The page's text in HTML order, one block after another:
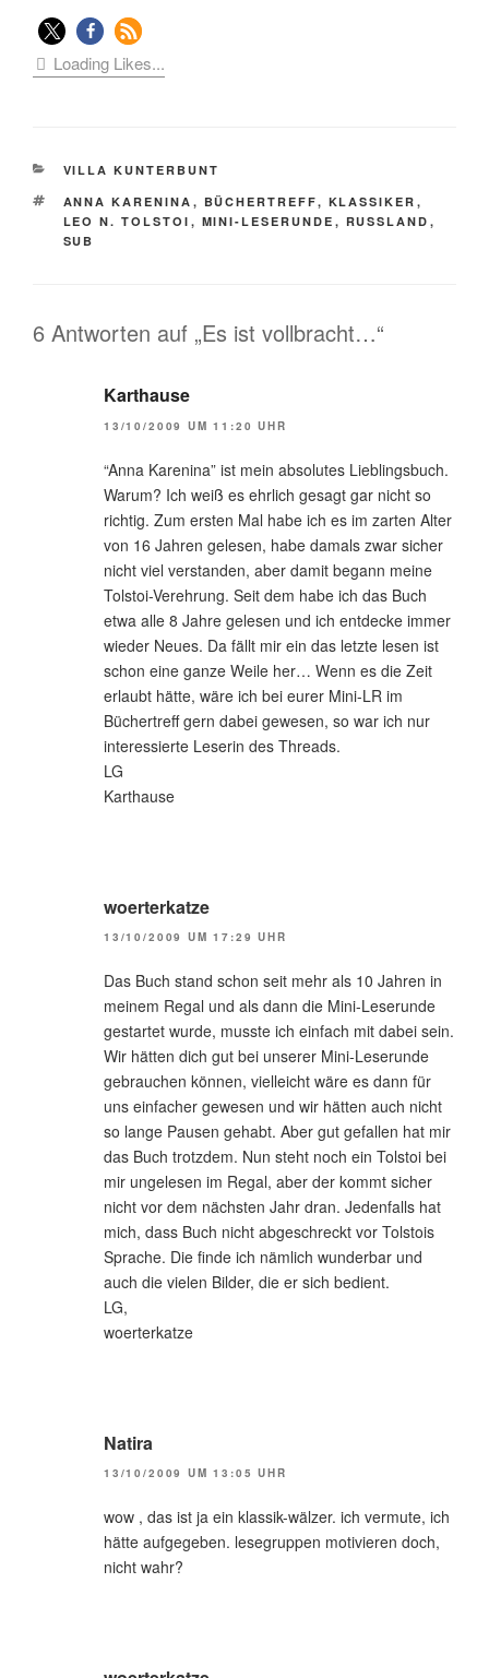
Loading Likes...
KATEGORIEN
VILLA KUNTERBUNT
SCHLAGWÖRTER
ANNA KARENINA , BÜCHERTREFF, KLASSIKER ,
LEO N. TOLSTOI , MINI-LESERUNDE , RUSSLAND ,
SUB
6 Antworten auf „Es ist vollbracht…“
Karthause
13/10/2009 UM 11:20 UHR
“Anna Karenina” ist mein absolutes Lieblingsbuch.
Warum? Ich weiß es ehrlich gesagt gar nicht so
richtig. Zum ersten Mal habe ich es im zarten Alter
von 16 Jahren gelesen, habe damals zwar sicher
nicht viel verstanden, aber damit begann meine
Tolstoi-Verehrung. Seit dem habe ich das Buch
etwa alle 8 Jahre gelesen und ich entdecke immer
wieder Neues. Da fällt mir ein das letzte lesen ist
schon eine ganze Weile her… Wenn es die Zeit
erlaubt hätte, wäre ich bei eurer Mini-LR im
Büchertreff gern dabei gewesen, so war ich nur
interessierte Leserin des Threads.
LG
Karthause
woerterkatze
13/10/2009 UM 17:29 UHR
Das Buch stand schon seit mehr als 10 Jahren in
meinem Regal und als dann die Mini-Leserunde
gestartet wurde, musste ich einfach mit dabei sein.
Wir hätten dich gut bei unserer Mini-Leserunde
gebrauchen können, vielleicht wäre es dann für
uns einfacher gewesen und wir hätten auch nicht
so lange Pausen gehabt. Aber gut gefallen hat mir
das Buch trotzdem. Nun steht noch ein Tolstoi bei
mir ungelesen im Regal, aber der kommt sicher
nicht vor dem nächsten Jahr dran. Jedenfalls hat
mich, dass Buch nicht abgeschreckt vor Tolstois
Sprache. Die finde ich nämlich wunderbar und
auch die vielen Bilder, die er sich bedient.
LG,
woerterkatze
Natira
13/10/2009 UM 13:05 UHR
wow , das ist ja ein klassik-wälzer. ich vermute, ich
hätte aufgegeben. lesegruppen motivieren doch,
nicht wahr?